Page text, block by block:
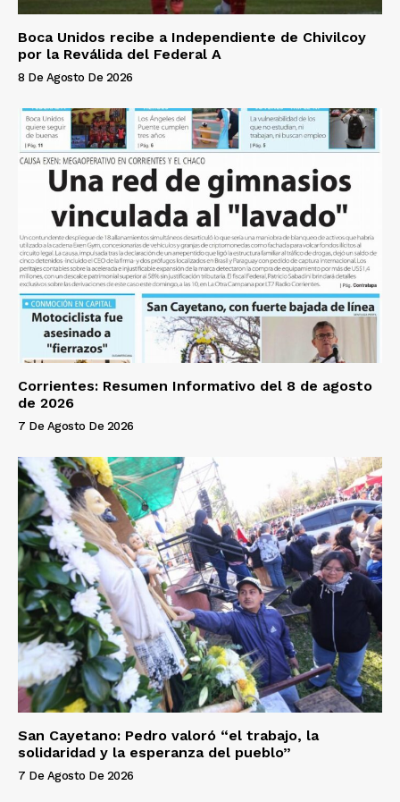
Boca Unidos recibe a Independiente de Chivilcoy
por la Reválida del Federal A
8 De Agosto De 2026
Corrientes: Resumen Informativo del 8 de agosto
de 2026
7 De Agosto De 2026
San Cayetano: Pedro valoró “el trabajo, la
solidaridad y la esperanza del pueblo”
7 De Agosto De 2026